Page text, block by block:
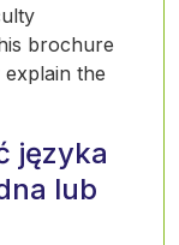
brochure
the
języka
lub